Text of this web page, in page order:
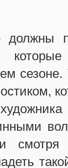
должны
сезоне.
смотря